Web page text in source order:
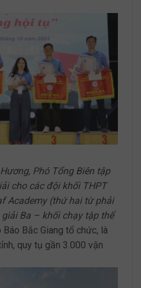
Phó Tổng Biên tập
cho các đội khối THPT
Academy (thứ hai từ phải
Ba – khối chạy tập thể
Bắc Giang tổ chức, là
quy tụ gần 3.000 vận